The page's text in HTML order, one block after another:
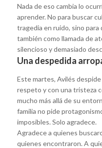
Nada de eso cambia lo
aprender. No para buscar
tragedia en ruido, sino para
también como llamada de
silencioso y demasiado
Una despedida
Este martes, Avilés
respeto y con una tristeza
mucho más allá de su
familia no pide
imposibles. Solo agradece.
Agradece a quienes
quienes encontraron. A